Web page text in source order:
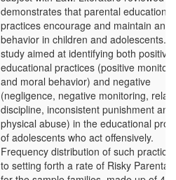
demonstrates that parental educational
practices encourage and maintain
behavior in children and adolescents.
study aimed at identifying both positive
educational practices (positive
and moral behavior) and negative
(negligence, negative monitoring,
discipline, inconsistent punishment and
physical abuse) in the educational
of adolescents who act offensively.
Frequency distribution of such
to setting forth a rate of Risky Parental